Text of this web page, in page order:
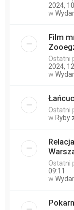
2024,
w
Film
Ostatni
2024,
w
Ostatni
w Ryby
Ostatni
09:11
w